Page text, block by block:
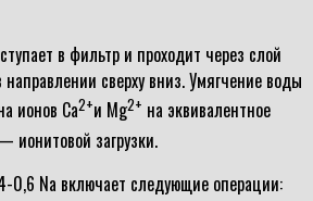
в фильтр и проходит через слой
сверху вниз. Умягчение воды
ионов Ca2+и Mg2+ на эквивалентное
ионитовой загрузки.
Na включает следующие операции: